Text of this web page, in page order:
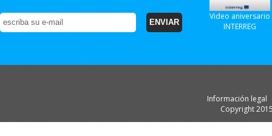
Video aniversario
INTERREG
Información legal
Copyright